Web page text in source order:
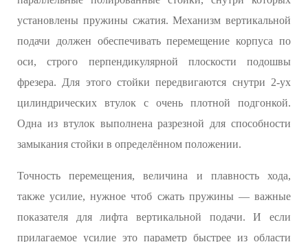
установлены пружины сжатия. Механизм вертикальной
подачи должен обеспечивать перемещение корпуса по
оси, строго перпендикулярной плоскости подошвы
фрезера. Для этого стойки передвигаются снутри 2-ух
цилиндрических втулок с очень плотной подгонкой.
Одна из втулок выполнена разрезной для способности
замыкания стойки в определённом положении.
Точность перемещения, величина и плавность хода,
также усилие, нужное чтоб сжать пружины — важные
показателя для лифта вертикальной подачи. И если
прилагаемое усилие это параметр быстрее из области